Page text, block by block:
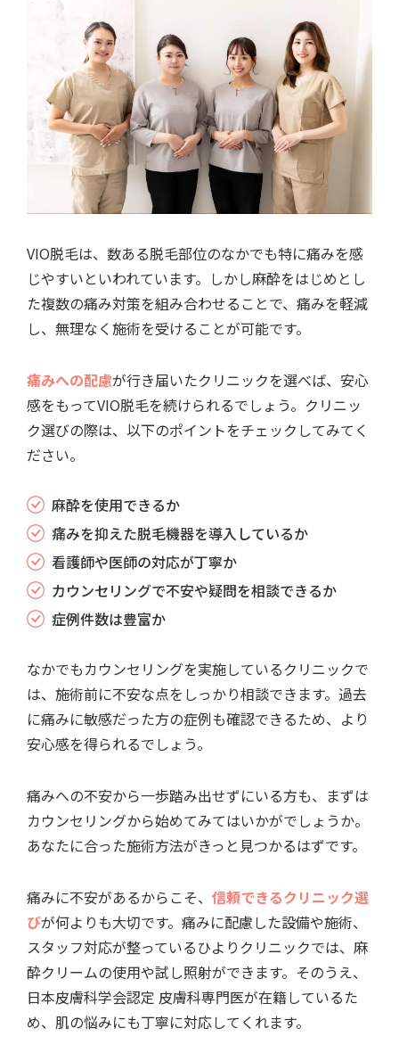
VIO脱毛は、数ある脱毛部位のなかでも特に痛みを感
じやすいといわれています。しかし麻酔をはじめとし
た複数の痛み対策を組み合わせることで、痛みを軽減
し、無理なく施術を受けることが可能です。
痛みへの配慮が行き届いたクリニックを選べば、安心
感をもってVIO脱毛を続けられるでしょう。クリニッ
ク選びの際は、以下のポイントをチェックしてみてく
ださい。
麻酔を使用できるか
痛みを抑えた脱毛機器を導入しているか
看護師や医師の対応が丁寧か
カウンセリングで不安や疑問を相談できるか
症例件数は豊富か
なかでもカウンセリングを実施しているクリニックで
は、施術前に不安な点をしっかり相談できます。過去
に痛みに敏感だった方の症例も確認できるため、より
安心感を得られるでしょう。
痛みへの不安から一歩踏み出せずにいる方も、まずは
カウンセリングから始めてみてはいかがでしょうか。
あなたに合った施術方法がきっと見つかるはずです。
痛みに不安があるからこそ、 信頼できるクリニック選
びが何よりも大切です。痛みに配慮した設備や施術、
スタッフ対応が整っているひよりクリニックでは、麻
酔クリームの使用や試し照射ができます。そのうえ、
日本皮膚科学会認定 皮膚科専門医が在籍しているた
め、肌の悩みにも丁寧に対応してくれます。